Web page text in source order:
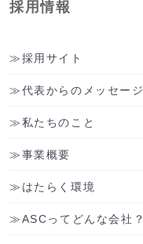
採用情報
採用サイト
代表からのメッセージ
私たちのこと
事業概要
はたらく環境
ASCってどんな会社？